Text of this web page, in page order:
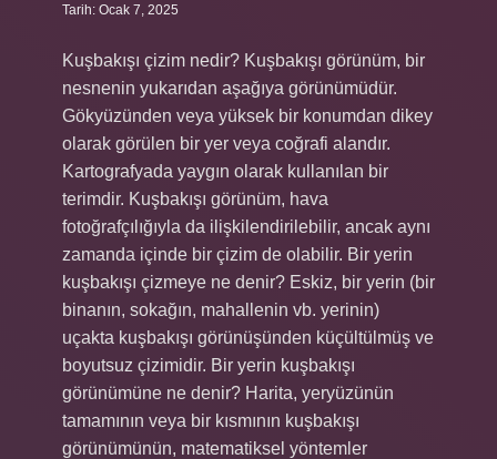
Tarih: Ocak 7, 2025
Kuşbakışı çizim nedir? Kuşbakışı görünüm, bir
nesnenin yukarıdan aşağıya görünümüdür.
Gökyüzünden veya yüksek bir konumdan dikey
olarak görülen bir yer veya coğrafi alandır.
Kartografyada yaygın olarak kullanılan bir
terimdir. Kuşbakışı görünüm, hava
fotoğrafçılığıyla da ilişkilendirilebilir, ancak aynı
zamanda içinde bir çizim de olabilir. Bir yerin
kuşbakışı çizmeye ne denir? Eskiz, bir yerin (bir
binanın, sokağın, mahallenin vb. yerinin)
uçakta kuşbakışı görünüşünden küçültülmüş ve
boyutsuz çizimidir. Bir yerin kuşbakışı
görünümüne ne denir? Harita, yeryüzünün
tamamının veya bir kısmının kuşbakışı
görünümünün, matematiksel yöntemler